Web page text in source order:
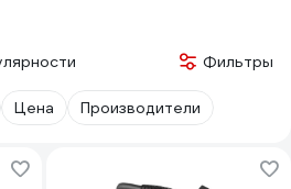
Фильтры
Цена Производители